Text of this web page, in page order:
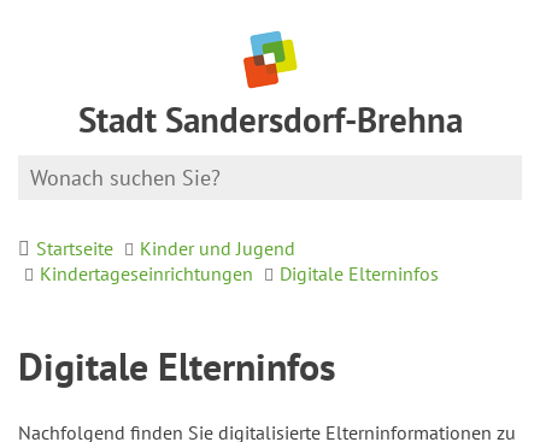
Stadt Sandersdorf-Brehna
Startseite
Kinder und Jugend
Kindertageseinrichtungen
Digitale Elterninfos
Digitale Elterninfos
Nachfolgend finden Sie digitalisierte Elterninformationen zu